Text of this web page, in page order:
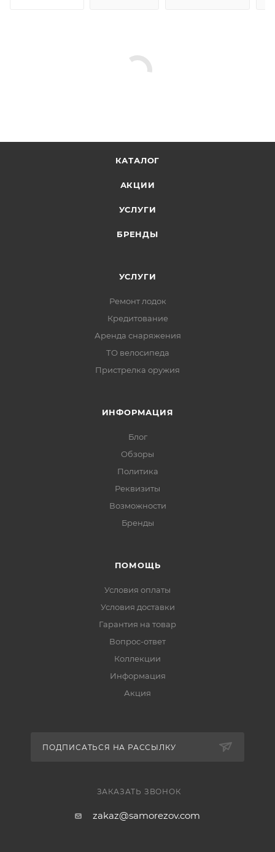
КАТАЛОГ
АКЦИИ
УСЛУГИ
БРЕНДЫ
УСЛУГИ
Ремонт лодок
Кредитование
Аренда снаряжения
ТО велосипеда
Пристрелка оружия
ИНФОРМАЦИЯ
Блог
Обзоры
Политика
Реквизиты
Возможности
Бренды
ПОМОЩЬ
Условия оплаты
Условия доставки
Гарантия на товар
Вопрос-ответ
Коллекции
Информация
Акция
ПОДПИСАТЬСЯ НА РАССЫЛКУ
ЗАКАЗАТЬ ЗВОНОК
zakaz@samorezov.com